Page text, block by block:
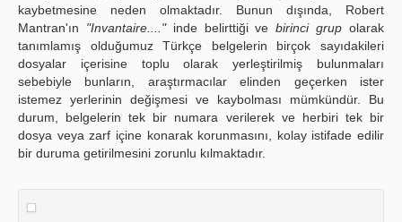
kaybetmesine neden olmaktadır. Bunun dışında, Robert
Mantran'ın "Invantaire...."inde belirttiği vebirinci grup olarak
tanımlamış olduğumuz Türkçe belgelerin birçok sayıdakileri
dosyalar içerisine toplu olarak yerleştirilmiş bulunmaları
sebebiyle bunların, araştırmacılar elinden geçerken ister
istemez yerlerinin değişmesi ve kaybolması mümkündür. Bu
durum, belgelerin tek bir numara verilerek ve herbiri tek bir
dosya veya zarf içine konarak korunmasını, kolay istifade edilir
bir duruma getirilmesini zorunlu kılmaktadır.